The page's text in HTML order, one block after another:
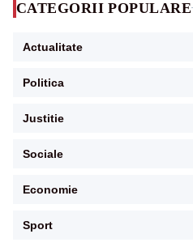
CATEGORII POPULARE
Actualitate
Politica
Justitie
Sociale
Economie
Sport